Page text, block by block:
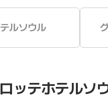
ルソウル
ロッテホテルソ